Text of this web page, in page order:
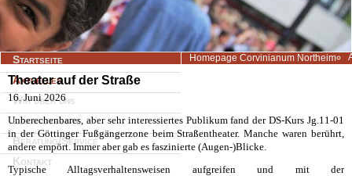
Navigation
überspringen
Startseite
Aktuelles
Wir über uns
Lernangebote
Beratung/Service
Kontakt
Homepage Corvinianum Northeim
Theater auf der Straße
16. Juni 2026
Unberechenbares, aber sehr interessiertes Publikum fand der DS-Kurs Jg.11-01
in der Göttinger Fußgängerzone beim Straßentheater. Manche waren berührt,
andere empört. Immer aber gab es faszinierte (Augen-)Blicke.
Typische Alltagsverhaltensweisen aufgreifen und mit der